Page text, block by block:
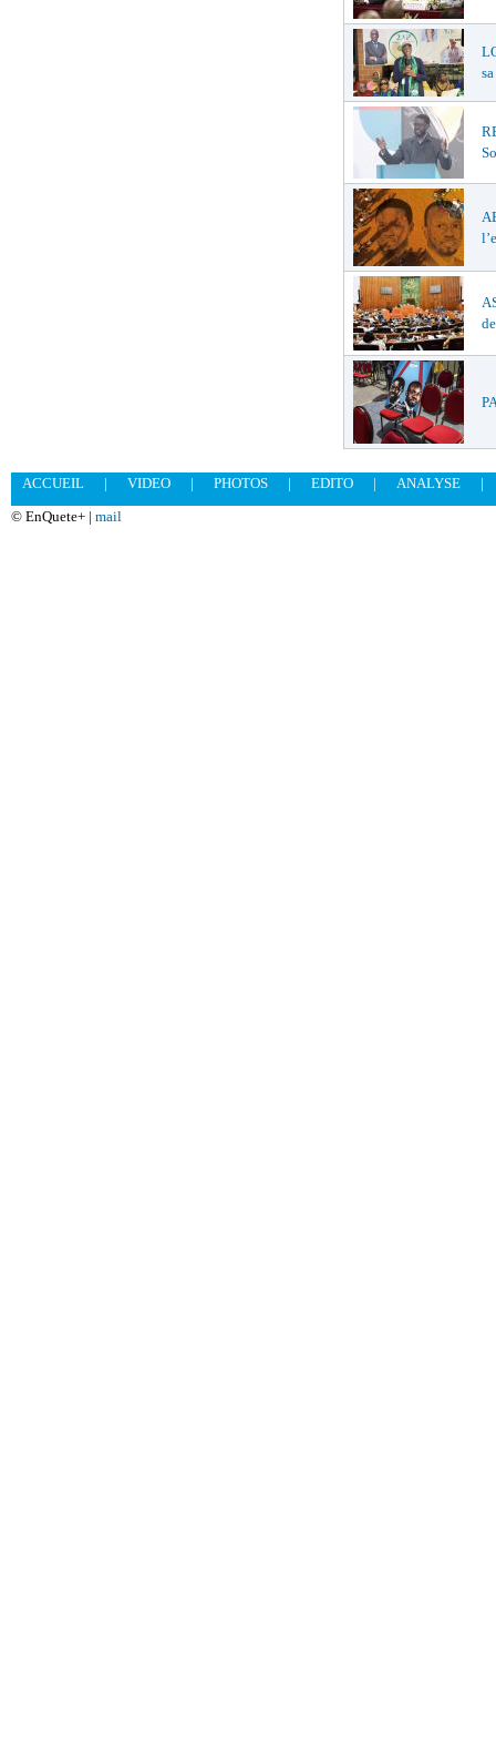
ACCUEIL | VIDEO | PHOTOS | EDITO | ANALYSE
|
© EnQuete+ | mail